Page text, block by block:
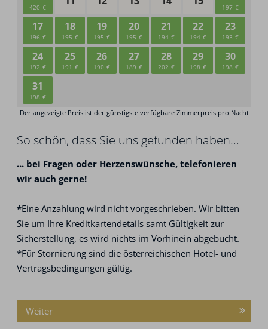
So schön, dass Sie uns gefunden haben...
... bei Fragen oder Herzenswünsche, telefonieren
wir auch gerne!
*Eine Anzahlung wird nicht vorgeschrieben. Wir bitten
Sie um Ihre Kreditkartendetails samt Gültigkeit zur
Sicherstellung, es wird nichts im Vorhinein abgebucht.
*Für Stornierung sind die österreichischen Hotel- und
Vertragsbedingungen gültig.
Weiter